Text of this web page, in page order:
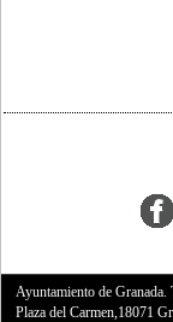
Ayuntamiento de Granada.
Plaza del Carmen,18071